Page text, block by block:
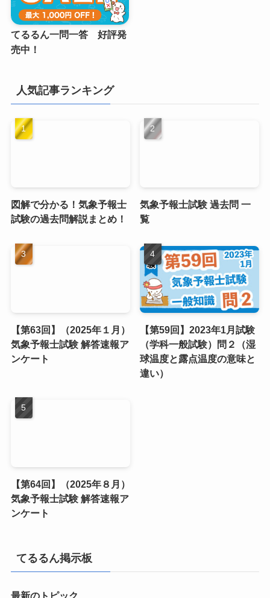
てるるん一問一答 好評発
売中！
人気記事ランキング
図解で分かる！気象予報士
試験の過去問解説まとめ！
気象予報士試験 過去問 一
覧
【第63回】（2025年１月）
気象予報士試験 解答速報ア
ンケート
【第59回】2023年1月試験
（学科一般試験）問２（湿
球温度と露点温度の意味と
違い）
【第64回】（2025年８月）
気象予報士試験 解答速報ア
ンケート
てるるん掲示板
最新のトピック